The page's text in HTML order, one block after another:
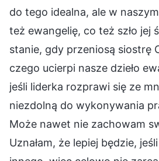
do tego idealna, ale w naszym
też ewangelię, co też szło jej
stanie, gdy przeniosą siostrę
czego ucierpi nasze dzieło
jeśli liderka rozprawi się ze
niezdolną do wykonywania
Może nawet nie zachowam
Uznałam, że lepiej będzie,